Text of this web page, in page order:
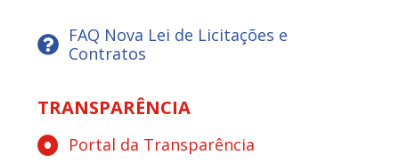
FAQ Nova Lei de Licitações e
Contratos
TRANSPARÊNCIA
Portal da Transparência